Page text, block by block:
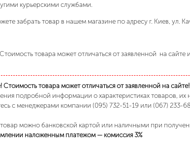
курьерскими службами.
забрать товар в нашем магазине по адресу г. Киев, ул.
товара может отличаться от заявленной на сайте
товара может отличаться от заявленной на
подробной информации о характеристиках товаров, их
с менеджерами компании (095) 732-51-19 или (067) 233-
можно банковской картой или наличными при
наложенным платежом — комиссия 3%